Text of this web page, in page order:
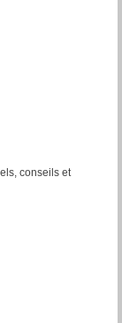
conseils et